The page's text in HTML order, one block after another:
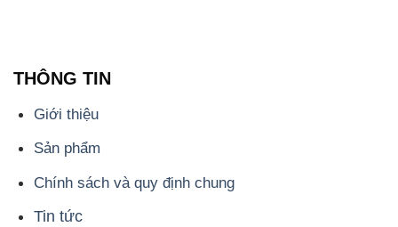
- 0932.660.696 - 0901.326.566 - 0906.387.866 -
0902.765.866
📧 Email: hoachat@dactruongphat.vn
ĐỊA CHỈ